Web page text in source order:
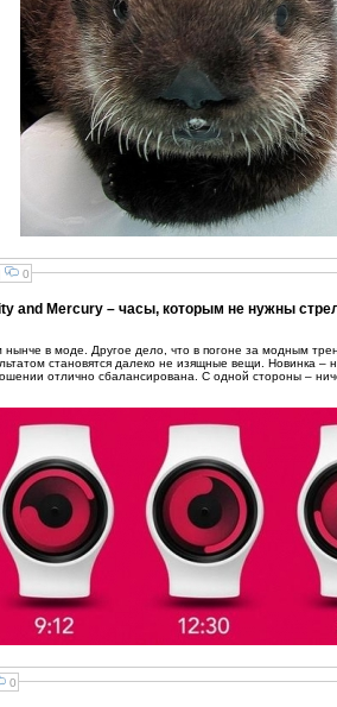
0
and Mercury – часы, которым не нужны
в моде. Другое дело, что в погоне за модным
далеко не изящные вещи. Новинка – наручные часы Ziiiro Gravity and Mercury
отлично сбалансирована. С одной стороны –
0